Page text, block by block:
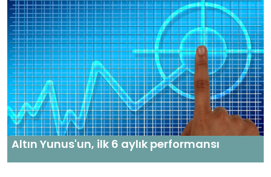
Altın Yunus'un, ilk 6 aylık performansı